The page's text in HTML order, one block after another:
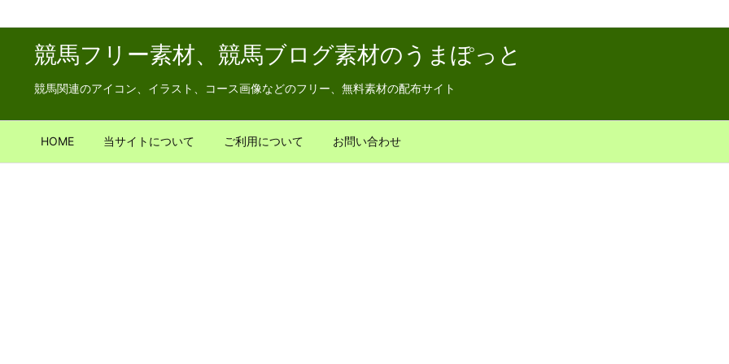
競馬フリー素材、競馬ブログ素材のうまぽっと
競馬関連のアイコン、イラスト、コース画像などのフリー、無料素材の配布サイト
HOME 当サイトについて ご利用について お問い合わせ